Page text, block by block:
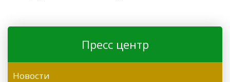
Пресс центр
Новости